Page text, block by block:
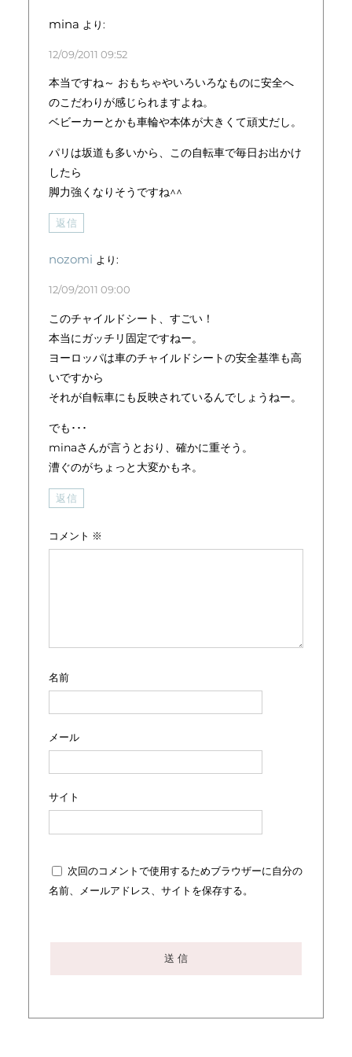
mina より:
12/09/2011 09:52
本当ですね～ おもちゃやいろいろなものに安全へ
のこだわりが感じられますよね。
ベビーカーとかも車輪や本体が大きくて頑丈だし。
パリは坂道も多いから、この自転車で毎日お出かけ
したら
脚力強くなりそうですね^^
返信
nozomi より:
12/09/2011 09:00
このチャイルドシート、すごい！
本当にガッチリ固定ですねー。
ヨーロッパは車のチャイルドシートの安全基準も高
いですから
それが自転車にも反映されているんでしょうねー。
でも･･･
minaさんが言うとおり、確かに重そう。
漕ぐのがちょっと大変かもネ。
返信
コメント ※
名前
メール
サイト
次回のコメントで使用するためブラウザーに自分の
名前、メールアドレス、サイトを保存する。